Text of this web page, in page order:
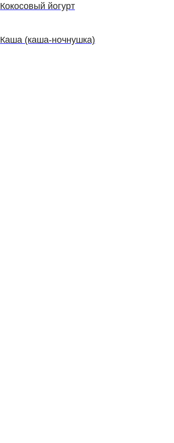
Кокосовый йогурт
Каша (каша-ночнушка)